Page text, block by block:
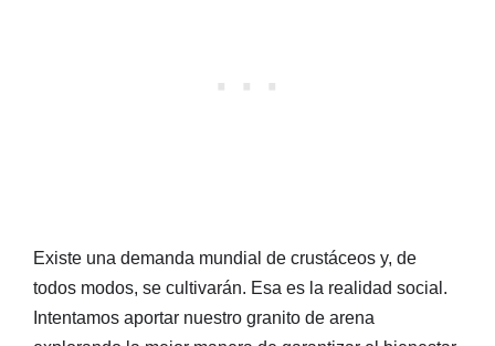
Existe una demanda mundial de crustáceos y, de
todos modos, se cultivarán. Esa es la realidad social.
Intentamos aportar nuestro granito de arena